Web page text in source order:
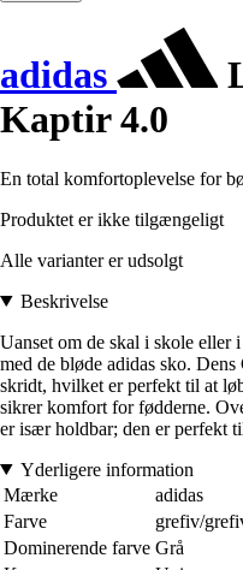
adidas
Kaptir 4.0
En total komfortoplevelse for
Produktet er ikke tilgængeligt
Alle varianter er udsolgt
Beskrivelse
Uanset om de skal i skole
med de bløde adidas sko.
skridt, hvilket er perfekt til at
sikrer komfort for fødderne.
er især holdbar; den er perfekt
Yderligere information
Mærke
adidas
Farve
grefiv/
Dominerende farve Grå